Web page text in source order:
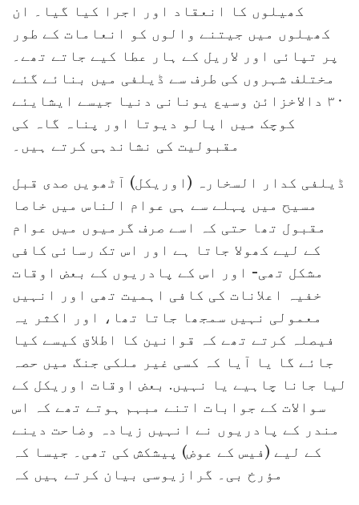
کھیلوں کا انعقاد اور اجرا کیا گیا۔ ان
کھیلوں میں جیتنے والوں کو انعامات کے طور
پر تپائی اور لاریل کے ہار عطا کیے جاتے تھے۔
مختلف شہروں کی طرف سے ڈیلفی میں بنائے گئے
۳۰ دالاخزائن وسیع یونانی دنیا جیسے ایشایئے
کوچک میں اپالو دیوتا اور پناہ گاہ کی
مقبولیت کی نشاندہی کرتے ہیں۔
ڈیلفی کدار السخارہ (اوریکل) آٹھویں صدی قبل
مسیح میں پہلے سے ہی عوام الناس میں خاصا
مقبول تھا حتی کہ اسے صرف گرمیوں میں عوام
کے لیے کھولا جاتا ہے اور اس تک رسائی کافی
مشکل تھی- اور اس کے پادریوں کے بعض اوقات
خفیہ اعلانات کی کافی اہمیت تھی اور انہیں
معمولی نہیں سمجھا جاتا تھا، اور اکثر یہ
فیصلہ کرتے تھے کہ قوانین کا اطلاق کیسے کیا
جائے گا یا آیا کہ کسی غیر ملکی جنگ میں حصہ
لیا جانا چاہیے یا نہیں. بعض اوقات اوریکل کے
سوالات کے جوابات اتنے مبہم ہوتے تھے کہ اس
مندر کے پادریوں نے انہیں زیادہ وضاحت دینے
کے لیے (فیس کے عوض) پیشکش کی تھی۔ جیسا کہ
مؤرخ بی۔ گرازیوسی بیان کرتے ہیں کہ